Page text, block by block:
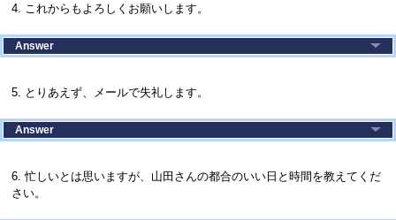
4. これからもよろしくお願いします。
Answer
5. とりあえず、メールで失礼します。
Answer
6. 忙しいとは思いますが、山田さんの都合のいい日と時間を教えてくだ
さい。